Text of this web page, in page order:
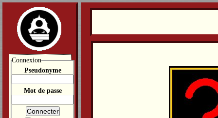
Connexion
Pseudonyme
Mot de passe